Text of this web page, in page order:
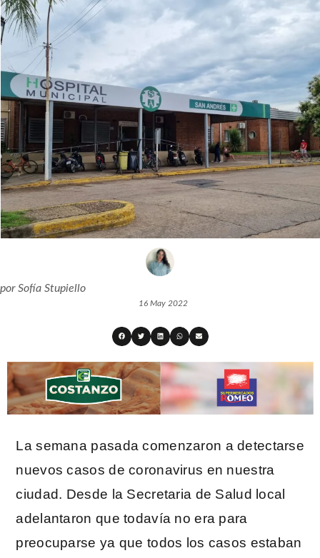
porSofía Stupiello
16 May 2022
La semana pasada comenzaron a detectarse
nuevos casos de coronavirus en nuestra
ciudad. Desde la Secretaria de Salud local
adelantaron que todavía no era para
preocuparse ya que todos los casos estaban